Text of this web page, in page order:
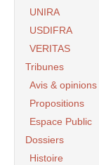
UNIRA
USDIFRA
VERITAS
Tribunes
Avis & opinions
Propositions
Espace Public
Dossiers
Histoire